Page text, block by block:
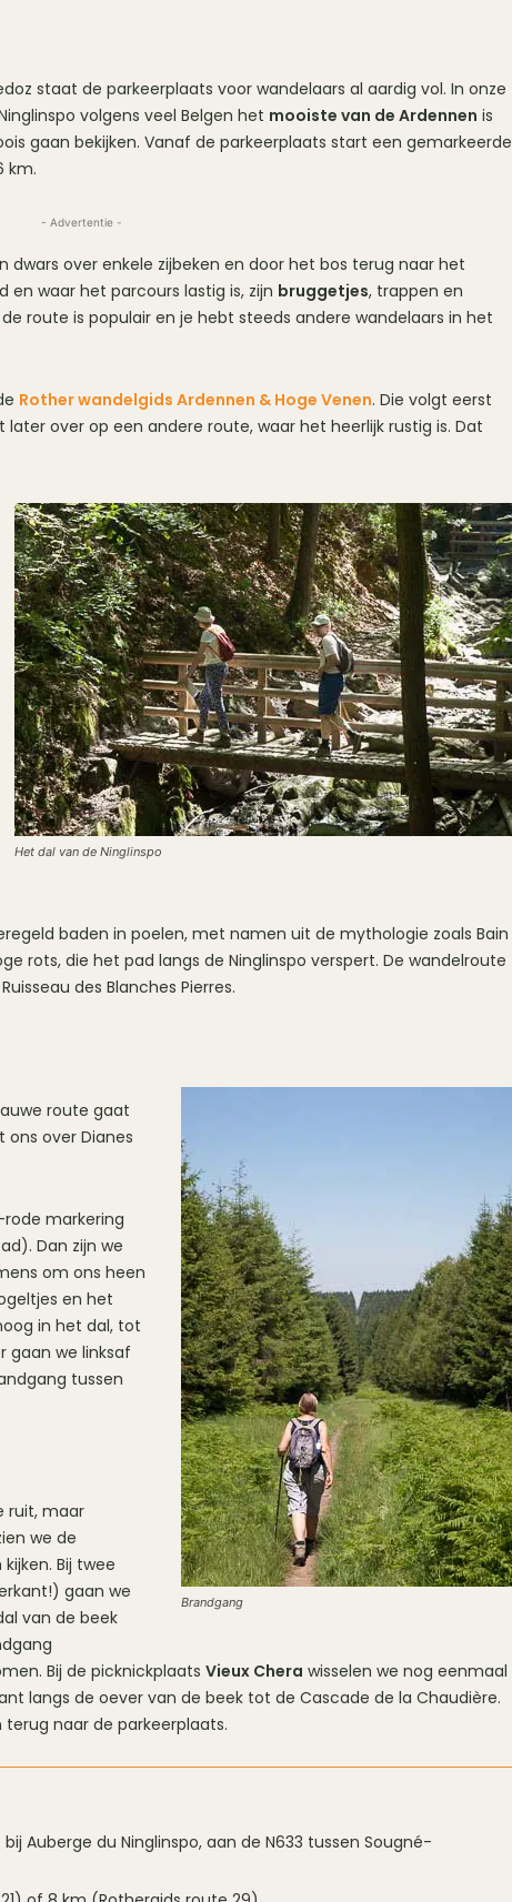
staat de parkeerplaats voor wandelaars al aardig vol. In onze
volgens veel Belgen het mooiste van de Ardennen is
gaan bekijken. Vanaf de parkeerplaats start een gemarkeerde
km.
- Advertentie -
dwars over enkele zijbeken en door het bos terug naar het
en waar het parcours lastig is, zijn bruggetjes, trappen en
route is populair en je hebt steeds andere wandelaars in het
Rother wandelgids Ardennen & Hoge Venen. Die volgt eerst
over op een andere route, waar het heerlijk rustig is. Dat
Het dal van de Ninglinspo
baden in poelen, met namen uit de mythologie zoals Bain
rots, die het pad langs de Ninglinspo verspert. De wandelroute
des Blanches Pierres.
Brandgang
route gaat
ons over Dianes
markering
Dan zijn we
om ons heen
en het
in het dal, tot
gaan we linksaf
tussen
ruit, maar
we de
Bij twee
gaan we
van de beek
Bij de picknickplaats Vieux Chera wisselen we nog eenmaal
langs de oever van de beek tot de Cascade de la Chaudière.
naar de parkeerplaats.
Auberge du Ninglinspo, aan de N633 tussen Sougné-